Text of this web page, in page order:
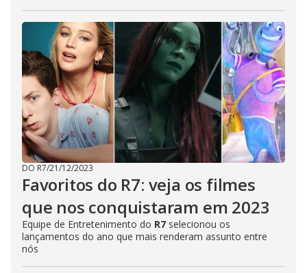
DO R7/21/12/2023
Favoritos do R7: veja os filmes
que nos conquistaram em 2023
Equipe de Entretenimento do R7 selecionou os
lançamentos do ano que mais renderam assunto entre
nós